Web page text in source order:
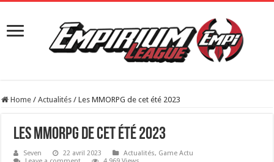
Home / Actualités / Les MMORPG de cet été 2023
Les MMORPG de cet été 2023
Seven 22 avril 2023 Actualités, Game Actu